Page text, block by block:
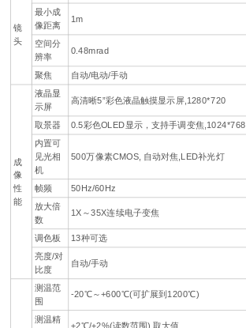
镜
头
最小成
像距离
1m
空间分
辨率
0.48mrad
聚焦 自动/电动/手动
成
像
性
能
液晶显
示屏
高清晰5”彩色液晶触摸显示屏,1280*720
取景器
0.5彩色OLED显示，支持手调变焦,1024*768
内置可
见光相
机
500万像素CMOS, 自动对焦,LED补光灯
帧频
50Hz/60Hz
放大倍
数
1X～35X连续电子变焦
调色板
13种可选
亮度/对
比度
自动/手动
测温范
围
-20℃～+600℃(可扩展到1200℃)
测温精